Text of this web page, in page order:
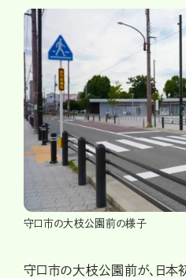
守口市の大枝公園前の様子
守口市の大枝公園前が、日